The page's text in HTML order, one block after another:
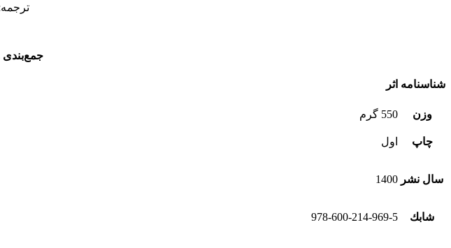
جمع‌بندی
شناسنامه اثر
وزن 550 گرم
چاپ اول
سال نشر 1400
شابك 978-600-214-969-5